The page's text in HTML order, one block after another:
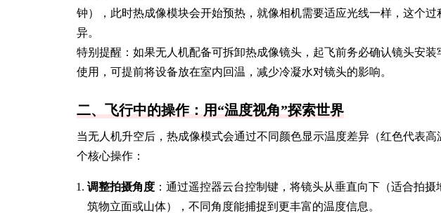
钟），此时热成像模块会开始预热，就像相机需要适应光线一样，这个
异。
特别提醒：如果无人机配备可拆卸热成像镜头，起飞前务必确认镜头安
使用，可提前将设备放在室内回温，减少冷凝水对镜头的影响。
二、飞行中的操作：用“温度视角”探索世界
当无人机升空后，热成像模式会通过不同颜色显示温度差异（红色代表
个核心操作：
调整拍摄角度 ：通过遥控器云台控制键，将镜头从垂直向下（适合拍
筑物立面或山体），不同角度能捕捉到更丰富的温度信息。